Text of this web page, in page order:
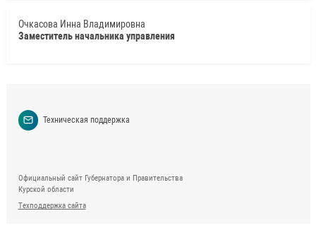
Очкасова Инна Владимировна
Заместитель начальника управления
Техническая поддержка
Официальный сайт Губернатора и Правительства
Курской области
Техподдержка сайта